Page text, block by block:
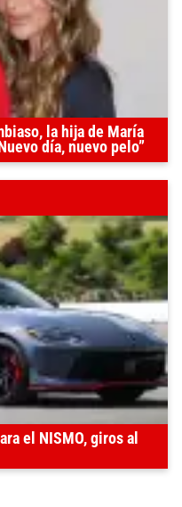
la hija de María
día, nuevo pelo”
el NISMO, giros al